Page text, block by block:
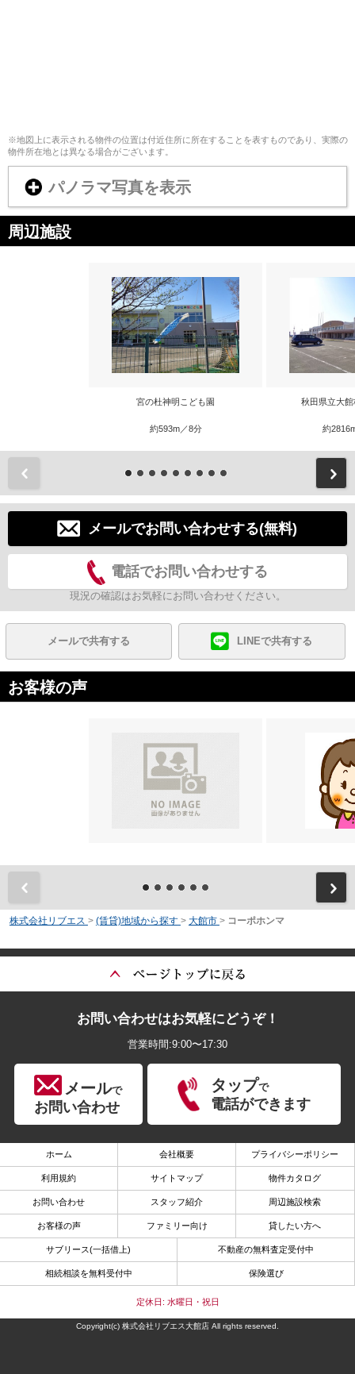
※地図上に表示される物件の位置は付近住所に所在することを表すものであり、実際の
物件所在地とは異なる場合がございます。
パノラマ写真を表示
周辺施設
宮の杜神明こども園
約593m／8分
秋田県立大
約
メールでお問い合わせする(無料)
電話でお問い合わせする
現況の確認はお気軽にお問い合わせください。
メールで共有する LINEで共有する
お客様の声
株式会社リブエス > (賃貸)地域から探す > 大館市 > コーポホンマ
お問い合わせはお気軽にどうぞ！
営業時間:9:00〜17:30
メールで
お問い合わせ
タップで
電話ができます
ホーム 会社概要 プライバシーポリシー
利用規約 サイトマップ 物件カタログ
お問い合わせ スタッフ紹介 周辺施設検索
お客様の声 ファミリー向け 貸したい方へ
サブリース(一括借上) 不動産の無料査定受付中
相続相談を無料受付中 保険選び
定休日: 水曜日・祝日
Copyright(c) 株式会社リブエス大館店 All rights reserved.